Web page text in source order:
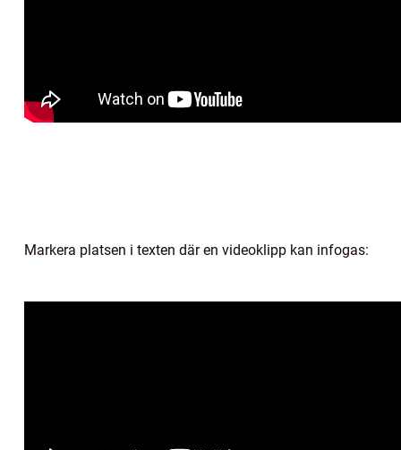
Markera platsen i texten där en videoklipp kan infogas: